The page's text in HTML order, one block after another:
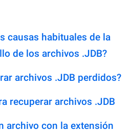
causas habituales de la
de los archivos .JDB?
archivos .JDB perdidos?
recuperar archivos .JDB
archivo con la extensión